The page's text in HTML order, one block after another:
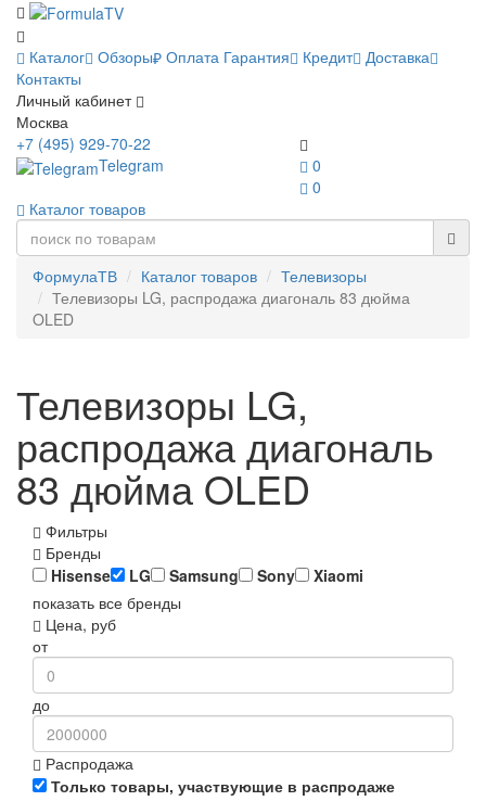
Каталог Обзоры Оплата Гарантия Кредит Доставка
Контакты
Личный кабинет
Москва
0
0
+7 (495) 929-70-22
Telegram
Каталог товаров
ФормулаТВ Каталог товаров
Телевизоры
Телевизоры LG, распродажа диагональ 83 дюйма
OLED
Телевизоры LG,
распродажа диагональ
83 дюйма OLED
Фильтры
Бренды
Hisense
LG Samsung Sony
Xiaomi
показать все бренды
Цена, руб
от
до
Распродажа
Только товары, участвующие в распродаже